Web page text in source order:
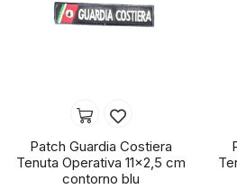
Patch Guardia Costiera
Tenuta Operativa 11x2,5 cm
contorno blu